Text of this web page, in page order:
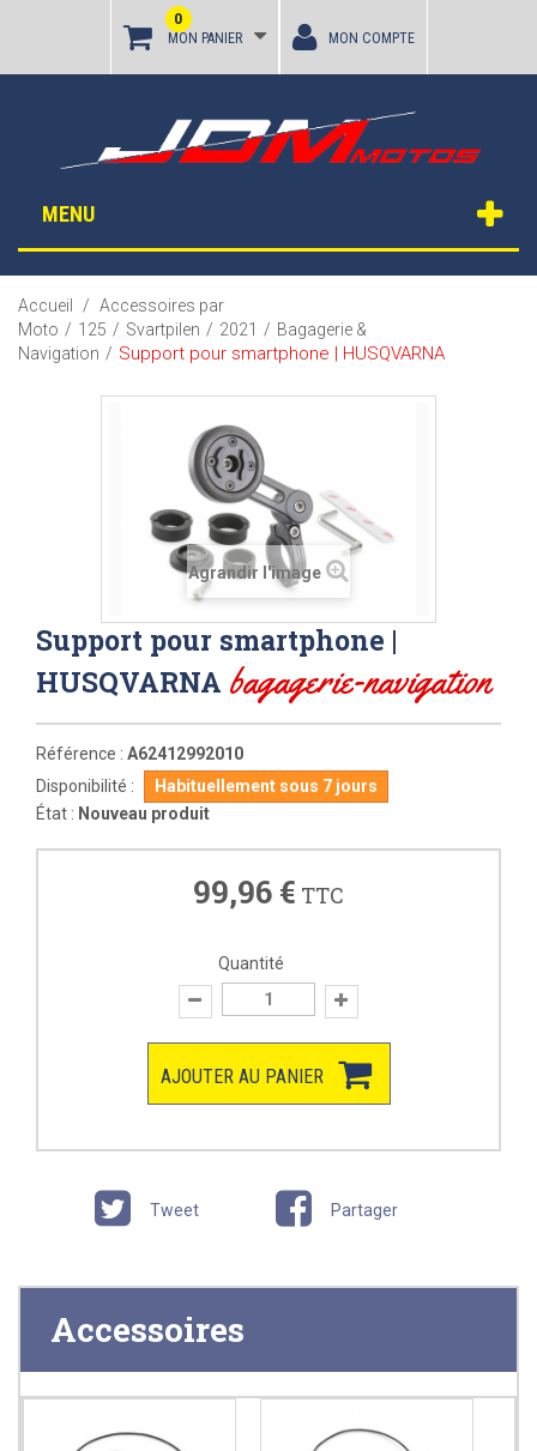
MON PANIER
0
MON COMPTE
MENU
Accueil / Accessoires par
Moto / 125 / Svartpilen / 2021 / Bagagerie &
Navigation / Support pour smartphone | HUSQVARNA
Agrandir l'image
Support pour smartphone |
HUSQVARNA bagagerie-navigation
Référence : A62412992010
Disponibilité :
Habituellement sous 7 jours
État : Nouveau produit
99,96 € TTC
Quantité
AJOUTER AU PANIER
Tweet Partager
Accessoires